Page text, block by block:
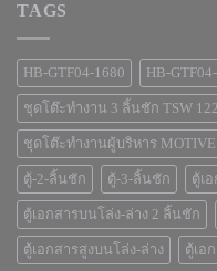
TAGS
HB-GTF04-1680 HB-
ชุดโต๊ะทำงาน 3 ลิ้นชัก TSW
ชุดโต๊ะทำงานผู้บริหาร MOTIVE
ตู้-2-ลิ้นชัก ตู้-3-ลิ้นชัก ตู้เ
ตู้เอกสารบนโล่ง-ล่าง 2 ลิ้นชัก
ตู้เอกสารสูงบนโล่ง-ล่าง ตู้เอ